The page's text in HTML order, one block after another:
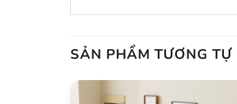
SẢN PHẨM TƯƠNG TỰ